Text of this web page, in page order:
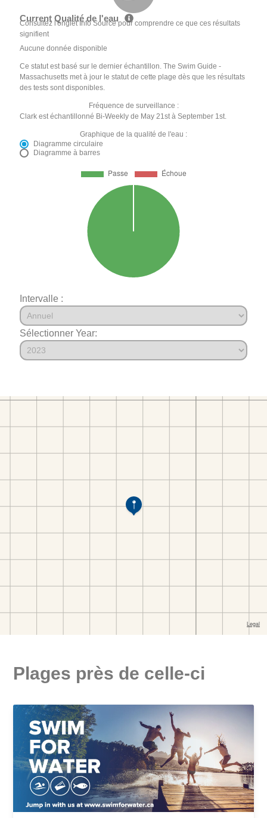
Current Qualité de l'eau
Consultez l'onglet Info Source pour comprendre ce que ces résultats
signifient
Aucune donnée disponible
Ce statut est basé sur le dernier échantillon. The Swim Guide -
Massachusetts met à jour le statut de cette plage dès que les résultats
des tests sont disponibles.
Fréquence de surveillance :
Clark est échantillonné Bi-Weekly de May 21st à September 1st.
Graphique de la qualité de l'eau :
Diagramme circulaire
Diagramme à barres
Intervalle :
Sélectionner Year:
Plages près de celle-ci